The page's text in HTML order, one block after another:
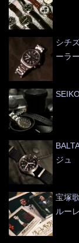
シチ
ーラ
ジュ
宝塚
ルー